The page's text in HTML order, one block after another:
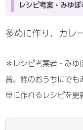
レシピ考案・みゆ
多めに作り、カレ
＊レシピ考案者・み
賞。誰のおうちにでも
単に作れるレシピを更